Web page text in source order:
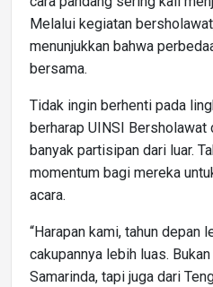
Melalui kegiatan
menunjukkan bahwa
bersama.
Tidak ingin berhenti pada
berharap UINSI
banyak partisipan dari luar.
momentum bagi mereka
acara.
“Harapan kami, tahun depan
cakupannya lebih luas.
Samarinda, tapi juga dari